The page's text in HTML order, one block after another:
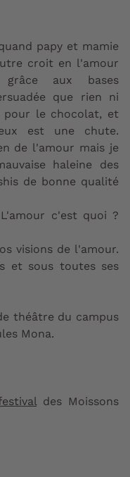
papy et mamie
croit en l'amour
grâce aux bases
que rien ni
pour le chocolat, et
est une chute.
de l'amour mais je
haleine des
de bonne qualité
c'est quoi ?
visions de l'amour.
et sous toutes ses
théâtre du campus
Mona.
des Moissons